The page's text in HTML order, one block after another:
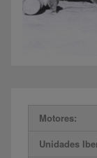
Motores:
Unidades